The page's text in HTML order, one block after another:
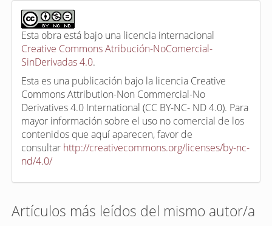
Esta obra está bajo una licencia internacional
Creative Commons Atribución-NoComercial-
SinDerivadas 4.0.
Esta es una publicación bajo la licencia Creative
Commons Attribution-Non Commercial-No
Derivatives 4.0 International (CC BY-NC- ND 4.0). Para
mayor información sobre el uso no comercial de los
contenidos que aquí aparecen, favor de
consultar http://creativecommons.org/licenses/by-nc-
nd/4.0/
Artículos más leídos del mismo autor/a